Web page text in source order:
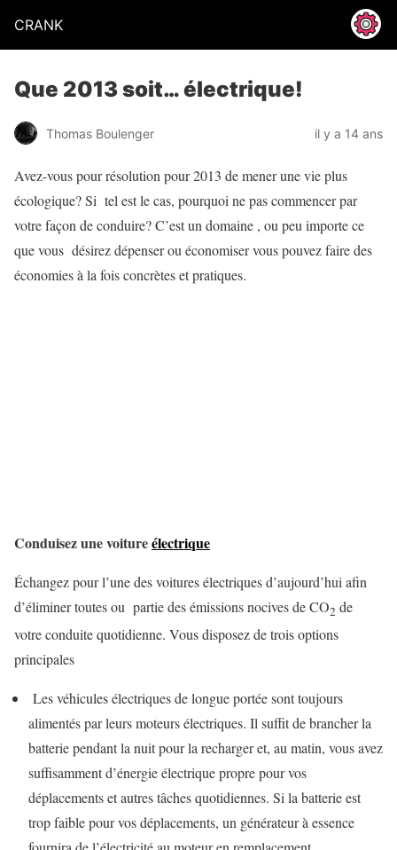
CRANK
Que 2013 soit… électrique!
Thomas Boulenger il y a 14 ans
Avez-vous pour résolution pour 2013 de mener une vie plus
écologique? Si tel est le cas, pourquoi ne pas commencer par
votre façon de conduire? C’est un domaine , ou peu importe ce
que vous désirez dépenser ou économiser vous pouvez faire des
économies à la fois concrètes et pratiques.
Conduisez une voitureélectrique
Échangez pour l’une des voitures électriques d’aujourd’hui afin
d’éliminer toutes ou partie des émissions nocives de CO2 de
votre conduite quotidienne. Vous disposez de trois options
principales
Les véhicules électriques de longue portée sont toujours
alimentés par leurs moteurs électriques. Il suffit de brancher la
batterie pendant la nuit pour la recharger et, au matin, vous avez
suffisamment d’énergie électrique propre pour vos
déplacements et autres tâches quotidiennes. Si la batterie est
trop faible pour vos déplacements, un générateur à essence